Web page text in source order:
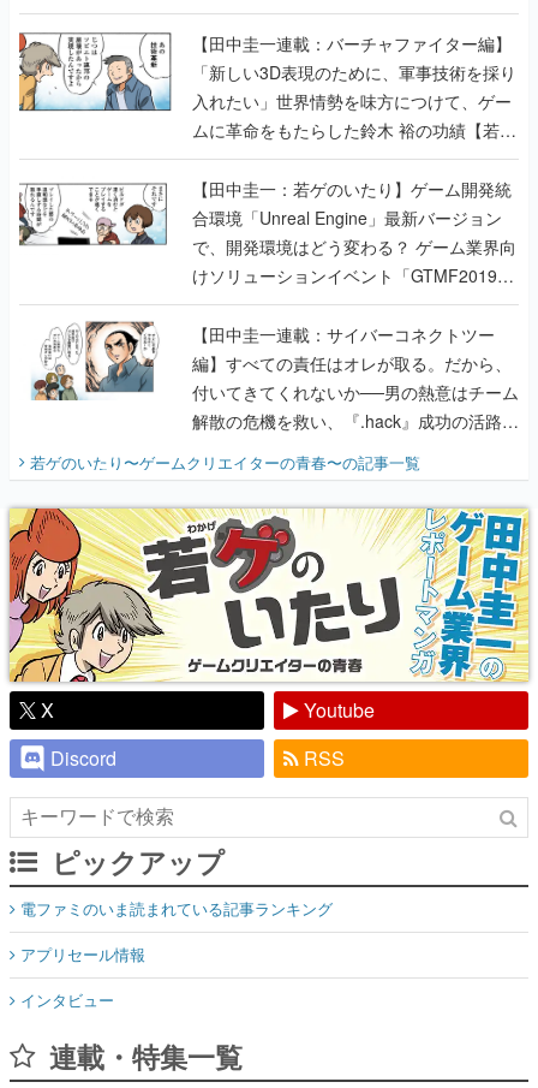
【若ゲのいたり最終回】
【田中圭一連載：バーチャファイター編】
「新しい3D表現のために、軍事技術を採り
入れたい」世界情勢を味方につけて、ゲー
ムに革命をもたらした鈴木 裕の功績【若ゲ
のいたり】
【田中圭一：若ゲのいたり】ゲーム開発統
合環境「Unreal Engine」最新バージョン
で、開発環境はどう変わる？ ゲーム業界向
けソリューションイベント「GTMF2019」
に行って、より理解を深めよう【PR】
【田中圭一連載：サイバーコネクトツー
編】すべての責任はオレが取る。だから、
付いてきてくれないか──男の熱意はチーム
解散の危機を救い、『.hack』成功の活路を
開く。業界の快男児・松山 洋に流れる血は
『少年ジャンプ』色だった【若ゲのいた
り】
若ゲのいたり〜ゲームクリエイターの青春〜の記事一覧
X
Youtube
Discord
RSS
ピックアップ
電ファミのいま読まれている記事ランキング
アプリセール情報
インタビュー
連載・特集一覧